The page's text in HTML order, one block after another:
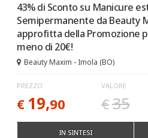
43% di Sconto su Manicure
Semipermanente da Beauty
approfitta della Promozione
meno di 20€!
Beauty Maxim - Imola (BO)
PREZZO
€ 19,90
VALORE
€35
IN SINTESI